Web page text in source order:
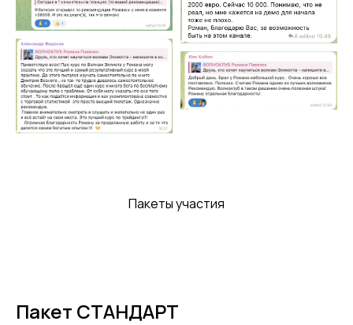
Пакеты участия
Пакет СТАНДАРТ